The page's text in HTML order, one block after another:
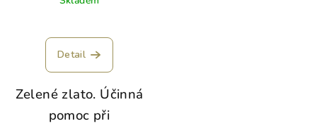
Detail
Zelené zlato. Účinná
pomoc při